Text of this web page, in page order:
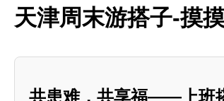
天津周末游搭子-摸
共患难，共享福——上班